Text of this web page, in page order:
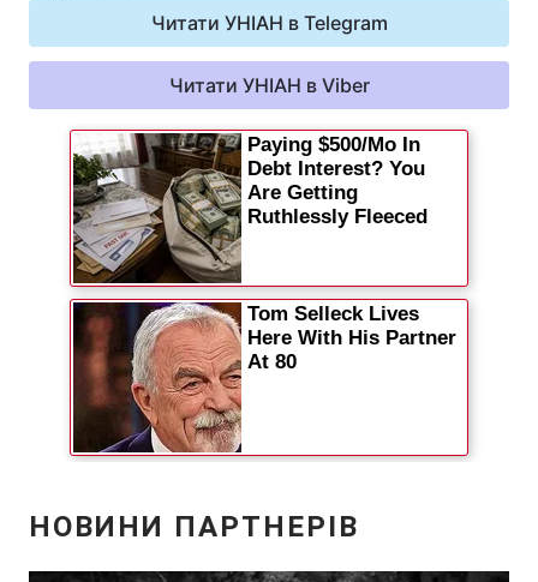
Читати УНІАН в Telegram
Читати УНІАН в Viber